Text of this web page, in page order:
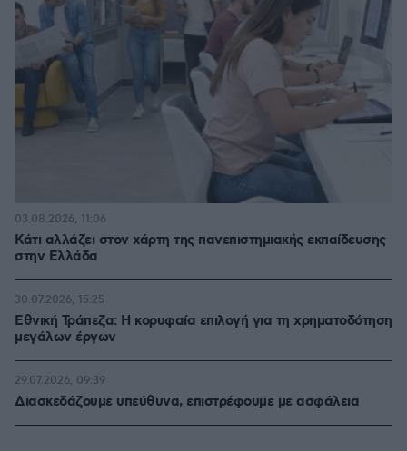
Κάτι αλλάζει στον χάρτη της πανεπιστημιακής εκπαίδευσης
στην Ελλάδα
03.08.2026, 11:06
Εθνική Τράπεζα: Η κορυφαία επιλογή για τη χρηματοδότηση
μεγάλων έργων
30.07.2026, 15:25
Διασκεδάζουμε υπεύθυνα, επιστρέφουμε με ασφάλεια
29.07.2026, 09:39